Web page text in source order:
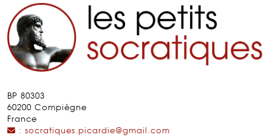
BP 80303
60200 Compiègne
France
: socratiques.picardie@gmail.com